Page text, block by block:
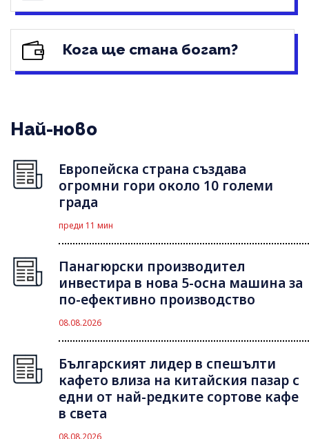
Кога ще стана богат?
Най-ново
Европейска страна създава
огромни гори около 10 големи
града
преди 11 мин
Панагюрски производител
инвестира в нова 5-осна машина за
по-ефективно производство
08.08.2026
Българският лидер в спешълти
кафето влиза на китайския пазар с
едни от най-редките сортове кафе
в света